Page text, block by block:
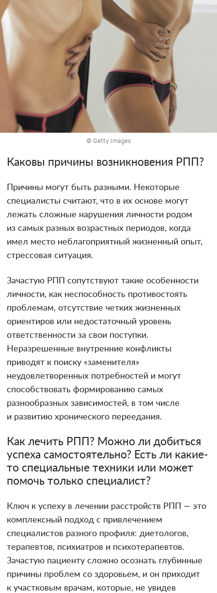
© Getty Images
Каковы причины возникновения РПП?
Причины могут быть разными. Некоторые
специалисты считают, что в их основе могут
лежать сложные нарушения личности родом
из самых разных возрастных периодов, когда
имел место неблагоприятный жизненный опыт,
стрессовая ситуация.
Зачастую РПП сопутствуют такие особенности
личности, как неспособность противостоять
проблемам, отсутствие четких жизненных
ориентиров или недостаточный уровень
ответственности за свои поступки.
Неразрешенные внутренние конфликты
приводят к поиску «заменителя»
неудовлетворенных потребностей и могут
способствовать формированию самых
разнообразных зависимостей, в том числе
и развитию хронического переедания.
Как лечить РПП? Можно ли добиться
успеха самостоятельно? Есть ли какие-
то специальные техники или может
помочь только специалист?
Ключ к успеху в лечении расстройств РПП — это
комплексный подход с привлечением
специалистов разного профиля: диетологов,
терапевтов, психиатров и психотерапевтов.
Зачастую пациенту сложно осознать глубинные
причины проблем со здоровьем, и он приходит
к участковым врачам, которые, не увидев